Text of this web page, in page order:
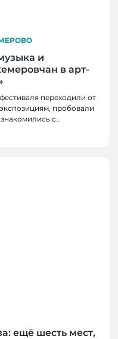
и
в арт-
переходили от
пробовали
с..
ещё шесть мест,